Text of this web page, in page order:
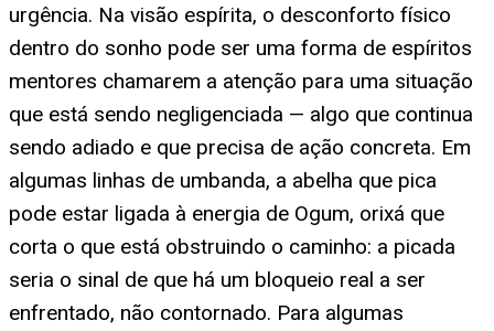
urgência. Na visão espírita, o desconforto físico
dentro do sonho pode ser uma forma de espíritos
mentores chamarem a atenção para uma situação
que está sendo negligenciada — algo que continua
sendo adiado e que precisa de ação concreta. Em
algumas linhas de umbanda, a abelha que pica
pode estar ligada à energia de Ogum, orixá que
corta o que está obstruindo o caminho: a picada
seria o sinal de que há um bloqueio real a ser
enfrentado, não contornado. Para algumas